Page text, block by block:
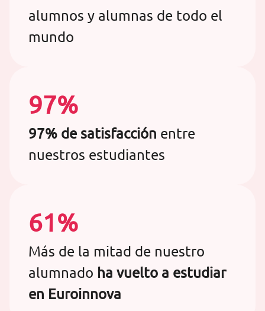
alumnos y alumnas de todo el
mundo
97%
97% de satisfacción entre
nuestros estudiantes
61%
Más de la mitad de nuestro
alumnado ha vuelto a estudiar
en Euroinnova